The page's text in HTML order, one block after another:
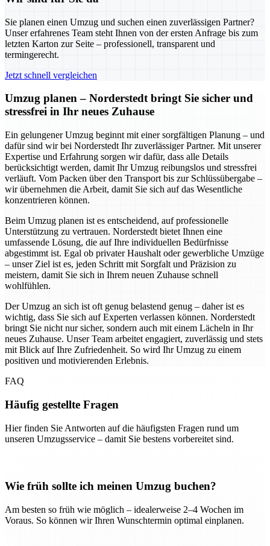
Sie planen einen Umzug und suchen einen zuverlässigen Partner?
Unser erfahrenes Team steht Ihnen von der ersten Anfrage bis zum
letzten Karton zur Seite – professionell, transparent und
termingerecht.
Jetzt schnell vergleichen
Umzug planen – Norderstedt bringt Sie sicher und
stressfrei in Ihr neues Zuhause
Ein gelungener Umzug beginnt mit einer sorgfältigen Planung – und
dafür sind wir bei Norderstedt Ihr zuverlässiger Partner. Mit unserer
Expertise und Erfahrung sorgen wir dafür, dass alle Details
berücksichtigt werden, damit Ihr Umzug reibungslos und stressfrei
verläuft. Vom Packen über den Transport bis zur Schlüssübergabe –
wir übernehmen die Arbeit, damit Sie sich auf das Wesentliche
konzentrieren können.
Beim Umzug planen ist es entscheidend, auf professionelle
Unterstützung zu vertrauen. Norderstedt bietet Ihnen eine
umfassende Lösung, die auf Ihre individuellen Bedürfnisse
abgestimmt ist. Egal ob privater Haushalt oder gewerbliche Umzüge
– unser Ziel ist es, jeden Schritt mit Sorgfalt und Präzision zu
meistern, damit Sie sich in Ihrem neuen Zuhause schnell
wohlfühlen.
Der Umzug an sich ist oft genug belastend genug – daher ist es
wichtig, dass Sie sich auf Experten verlassen können. Norderstedt
bringt Sie nicht nur sicher, sondern auch mit einem Lächeln in Ihr
neues Zuhause. Unser Team arbeitet engagiert, zuverlässig und stets
mit Blick auf Ihre Zufriedenheit. So wird Ihr Umzug zu einem
positiven und motivierenden Erlebnis.
FAQ
Häufig gestellte Fragen
Hier finden Sie Antworten auf die häufigsten Fragen rund um
unseren Umzugsservice – damit Sie bestens vorbereitet sind.
Wie früh sollte ich meinen Umzug buchen?
Am besten so früh wie möglich – idealerweise 2–4 Wochen im
Voraus. So können wir Ihren Wunschtermin optimal einplanen.